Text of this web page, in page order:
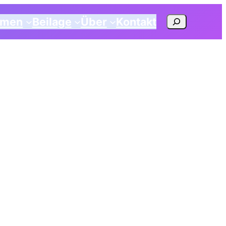
Beilage Über Kontakt Suchen